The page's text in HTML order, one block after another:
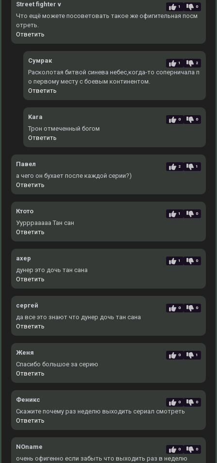
Street fighter v 1 0
Что ещё можете посоветовать такое же офигительная посм
отреть.
Ответить
Сумрак 1 2
Расколотая битвой синева небес,когда-то соперничала п
о первому месту с боевым континентом.
Ответить
Kara 0 0
Трон отмеченный богом
Ответить
Павел 2 1
а чего он бухает после каждой серии?)
Ответить
Ктото 1 0
Уурррааааа Тан сан
Ответить
ахер 1 0
дунер это дочь тан сана
Ответить
сергей 0 0
да все это знают что дунер дочь тан сана
Ответить
Женя 0 1
Спасибо большое за серию
Ответить
Феникс 0 0
Скажите почему раз неделю выходить сериал смотреть
Ответить
NOname 0 0
очень офигенно если забыть что выходить раз в неделю